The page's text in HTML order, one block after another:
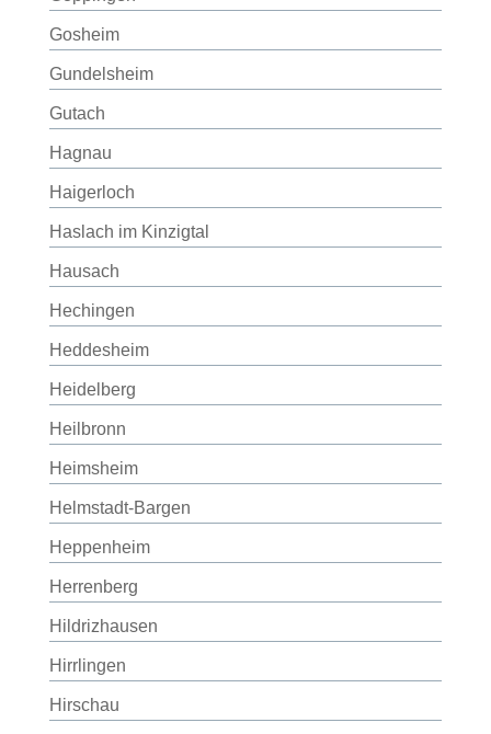
Gosheim
Gundelsheim
Gutach
Hagnau
Haigerloch
Haslach im Kinzigtal
Hausach
Hechingen
Heddesheim
Heidelberg
Heilbronn
Heimsheim
Helmstadt-Bargen
Heppenheim
Herrenberg
Hildrizhausen
Hirrlingen
Hirschau